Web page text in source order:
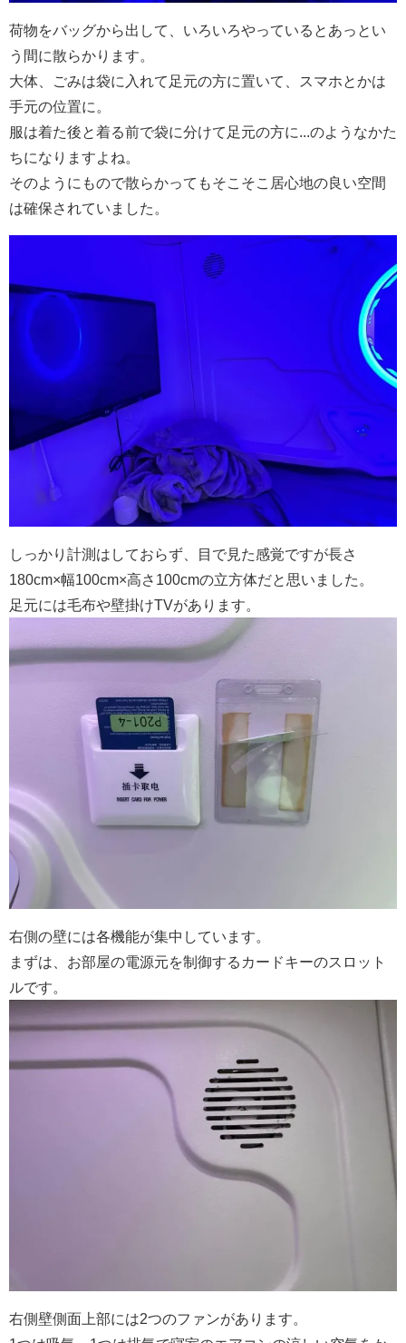
荷物をバッグから出して、いろいろやっているとあっとい
う間に散らかります。
大体、ごみは袋に入れて足元の方に置いて、スマホとかは
手元の位置に。
服は着た後と着る前で袋に分けて足元の方に...のようなかた
ちになりますよね。
そのようにもので散らかってもそこそこ居心地の良い空間
は確保されていました。
しっかり計測はしておらず、目で見た感覚ですが長さ
180cm×幅100cm×高さ100cmの立方体だと思いました。
足元には毛布や壁掛けTVがあります。
右側の壁には各機能が集中しています。
まずは、お部屋の電源元を制御するカードキーのスロット
ルです。
右側壁側面上部には2つのファンがあります。